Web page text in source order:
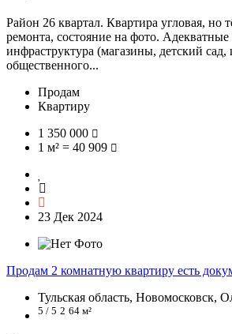
Район 26 квартал. Квартира угловая, но
ремонта, состояние на фото. Адекватные
инфраструктура (магазины, детский сад,
общественного...
Продам
Квартиру
1 350 000
1 м² = 40 909
23 Дек 2024
Продам 2 комнатную квартиру есть
Тульская область, Новомосковск,
5 / 5 2 64 м²